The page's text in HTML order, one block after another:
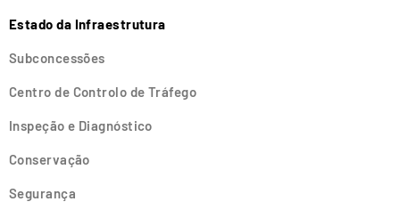
Estado da Infraestrutura
Subconcessões
Centro de Controlo de Tráfego
Inspeção e Diagnóstico
Conservação
Segurança